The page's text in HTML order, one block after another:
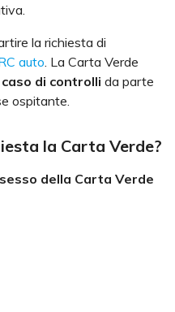
la richiesta di
auto. La Carta Verde
di controlli da parte
ospitante.
la Carta Verde?
della Carta Verde